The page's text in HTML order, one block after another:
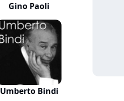
Gino Paoli
Umberto Bindi